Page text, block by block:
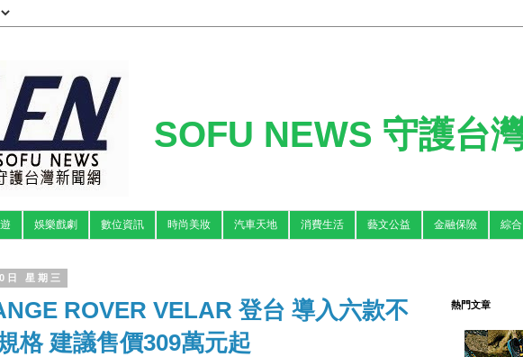
SOFU NEWS 守護台
娛樂戲劇 數位資訊 時尚美妝 汽車天地 消費生活 藝文公益 金融保險 綜合
日 星期三
ROVER VELAR 登台 導入六款不
格 建議售價309萬元起
熱門文章